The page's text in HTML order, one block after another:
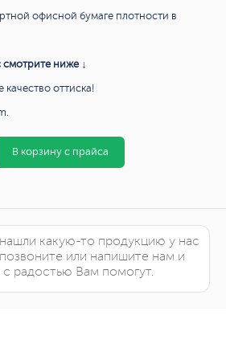
офисной бумаге плотности в
ниже ↓
оттиска!
В корзину с прайса
какую-то продукцию у нас
или напишите нам и
радостью Вам помогут.